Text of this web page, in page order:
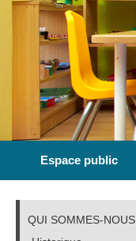
Espace public
QUI SOMMES-NOUS